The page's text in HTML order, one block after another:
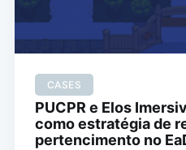
CASES
PUCPR e Elos
como estratégia de
pertencimento no